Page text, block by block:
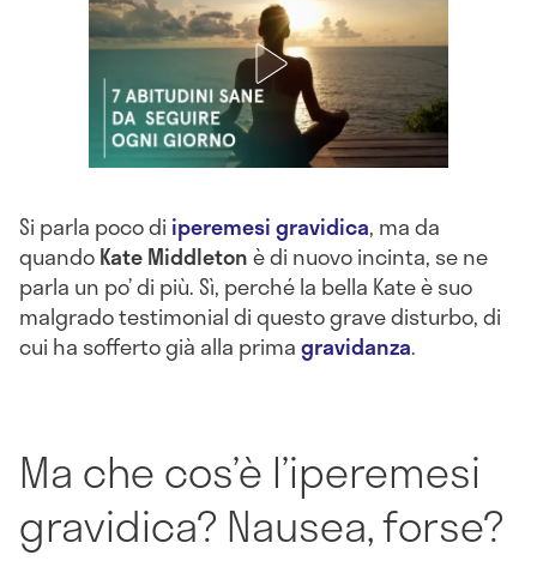
Si parla poco di iperemesigravidica, ma da
quandoKateMiddletonè di nuovo incinta, se ne
parla un po’ di più. Sì, perché la bella Kate è suo
malgrado testimonial di questo grave disturbo, di
cui ha sofferto già alla primagravidanza.
Ma che cos’è l’iperemesi
gravidica? Nausea, forse?